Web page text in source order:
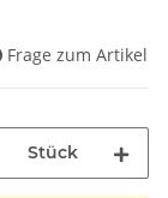
Frage zum Artikel
Stück